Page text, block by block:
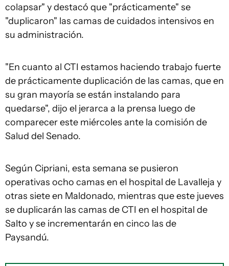
colapsar" y destacó que "prácticamente" se
"duplicaron" las camas de cuidados intensivos en
su administración.
"En cuanto al CTI estamos haciendo trabajo fuerte
de prácticamente duplicación de las camas, que en
su gran mayoría se están instalando para
quedarse", dijo el jerarca a la prensa luego de
comparecer este miércoles ante la comisión de
Salud del Senado.
Según Cipriani, esta semana se pusieron
operativas ocho camas en el hospital de Lavalleja y
otras siete en Maldonado, mientras que este jueves
se duplicarán las camas de CTI en el hospital de
Salto y se incrementarán en cinco las de
Paysandú.